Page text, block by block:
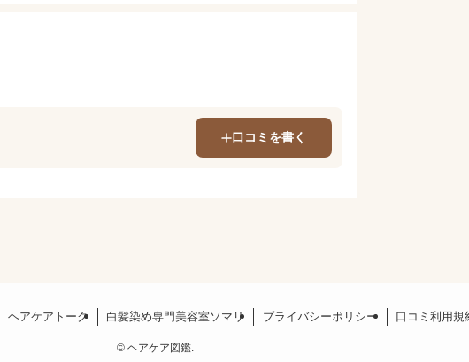
口コミを書く
ヘアケアトーク 白髪染め専門美容室ソマリ プライバシーポリシー 口コミ利用規
©ヘアケア図鑑.